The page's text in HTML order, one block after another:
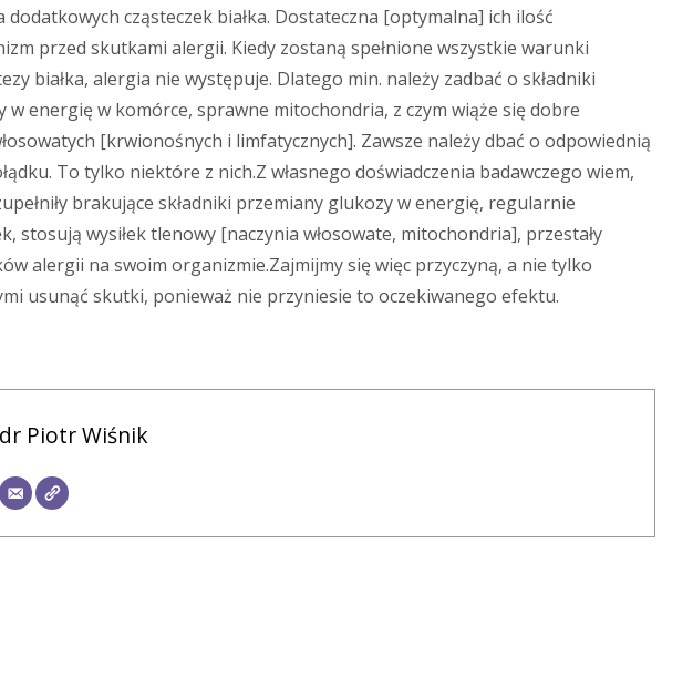
cząsteczek białka. Dostateczna [optymalna] ich ilość
przed skutkami alergii. Kiedy zostaną spełnione wszystkie warunki
białka, alergia nie występuje. Dlatego min. należy zadbać o składniki
w energię w komórce, sprawne mitochondria, z czym wiąże się dobre
[krwionośnych i limfatycznych]. Zawsze należy dbać o odpowiednią
To tylko niektóre z nich.Z własnego doświadczenia badawczego wiem,
brakujące składniki przemiany glukozy w energię, regularnie
stosują wysiłek tlenowy [naczynia włosowate, mitochondria], przestały
alergii na swoim organizmie.Zajmijmy się więc przyczyną, a nie tylko
usunąć skutki, ponieważ nie przyniesie to oczekiwanego efektu.
dr Piotr Wiśnik